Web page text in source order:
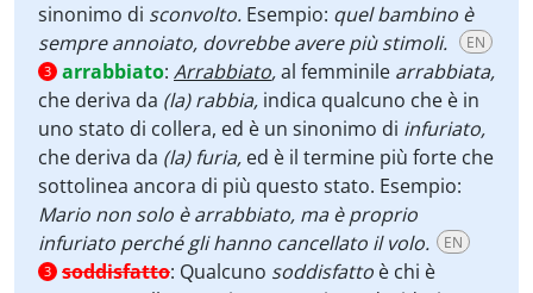
sinonimo di sconvolto. Esempio: quel bambino è
sempre annoiato, dovrebbe avere più stimoli.
EN
3 arrabbiato: Arrabbiato,al femminile arrabbiata,
che deriva da (la) rabbia, indica qualcuno che è in
uno stato di collera, ed è un sinonimo di infuriato,
che deriva da (la) furia, ed è il termine più forte che
sottolinea ancora di più questo stato. Esempio:
Mario non solo è arrabbiato, ma è proprio
infuriato perché gli hanno cancellato il volo.
EN
3 soddisfatto: Qualcuno soddisfatto è chi è